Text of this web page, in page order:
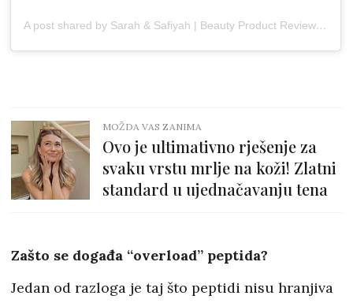
A post shared by Sarah & Safiyah | Beauty Product Reviews & Photography (@the.top.shelf.edit)
MOŽDA VAS ZANIMA
Ovo je ultimativno rješenje za
svaku vrstu mrlje na koži! Zlatni
standard u ujednačavanju tena
Zašto se događa “overload” peptida?
Jedan od razloga je taj što peptidi nisu hranjiva